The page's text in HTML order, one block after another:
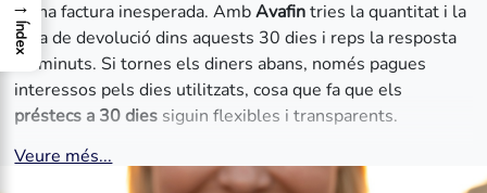
o una factura inesperada. AmbAvafintries la quantitat i la
data de devolució dins aquests 30 dies i reps la resposta
en minuts. Si tornes els diners abans, només pagues
interessos pels dies utilitzats, cosa que fa que els
préstecs a 30 dies siguin flexibles i transparents.
Veure més...
→
Índex